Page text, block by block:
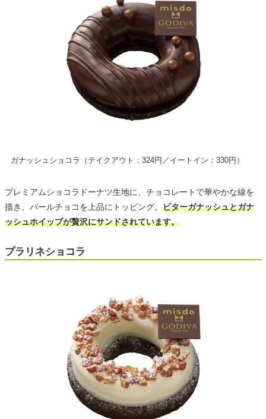
ガナッシュショコラ（テイクアウト：324円／イートイン：330円）
プレミアムショコラドーナツ生地に、チョコレートで華やかな線を
描き、パールチョコを上品にトッピング。 ビターガナッシュとガナ
ッシュホイップが贅沢にサンドされています。
プラリネショコラ